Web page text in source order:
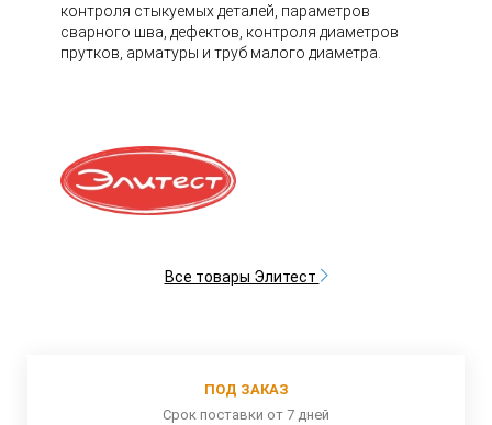
контроля стыкуемых деталей, параметров
сварного шва, дефектов, контроля диаметров
прутков, арматуры и труб малого диаметра.
Все товары Элитест
ПОД ЗАКАЗ
Срок поставки от 7 дней